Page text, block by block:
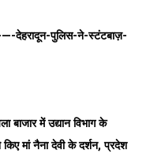
—-देहरादून-पुलिस-ने-स्टंटबाज़-
बाजार में उद्यान विभाग के
मां नैना देवी के दर्शन, प्रदेश